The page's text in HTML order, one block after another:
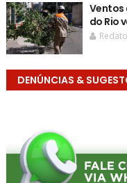
Ventos
do Rio
DENÚNCIAS &